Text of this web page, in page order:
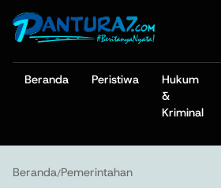
Beranda Peristiwa
Hukum
&
Kriminal
Beranda/Pemerintahan